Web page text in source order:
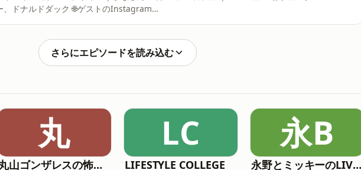
ック 🌐ゲストのInstagram
✍️占星術×曼荼羅で描く「偏愛マンダラ®」 次回制
＿＿ ⁡ ⁡⁡ ⁡ #ipad #ipadクさらにエピソードを読み込む
丸
丸山ゴンザレスの怖くて奇妙な物件の話
LC
LIFESTYLE COLLEGE
永B
永野とミッキーのLIVE